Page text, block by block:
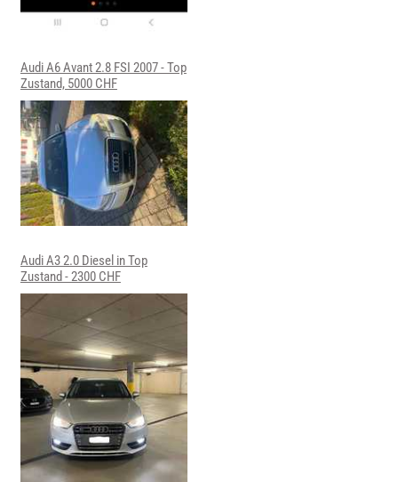
Audi A6 Avant 2.8 FSI 2007 - Top
Zustand, 5000 CHF
Audi A3 2.0 Diesel in Top
Zustand - 2300 CHF